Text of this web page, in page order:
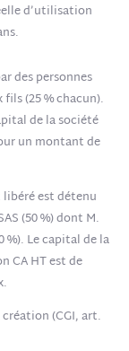
d’utilisation
des personnes
fils (25 % chacun).
de la société
un montant de
est détenu
(50 %) dont M.
%). Le capital de la
CA HT est de
création (CGI, art.